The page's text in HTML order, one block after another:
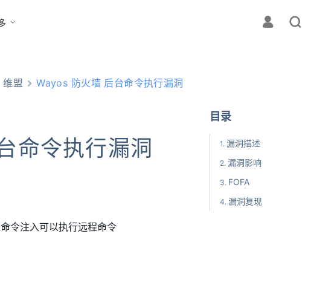
维盟 Wayos 防火墙 后台命令执行漏洞
命令执行漏洞
令注入可以执行远程命令
目录
漏洞描述
漏洞影响
FOFA
漏洞复现